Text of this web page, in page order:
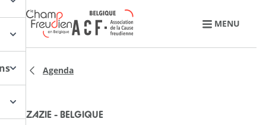
Retourner à l'accueil
MENU
Agenda
ZAZIE - BELGIQUE